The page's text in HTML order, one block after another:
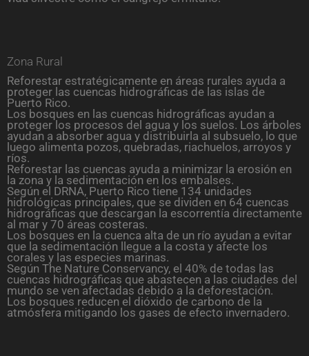
Zona Rural
Reforestar estratégicamente en áreas rurales ayuda a
proteger las cuencas hidrográficas de las islas de
Puerto Rico.
Los bosques en las cuencas hidrográficas ayudan a
proteger los procesos del agua y los suelos. Los árboles
ayudan a absorber agua y distribuirla al subsuelo, lo que
luego alimenta pozos, quebradas, riachuelos, arroyos y
ríos.
Reforestar las cuencas ayuda a minimizar la erosión en
la zona y la sedimentación en los embalses.
Según el DRNA, Puerto Rico tiene 134 unidades
hidrológicas principales, que se dividen en 64 cuencas
hidrográficas que descargan la escorrentía directamente
al mar y 70 áreas costeras.
Los bosques en la cuenca alta de un río ayudan a evitar
que la sedimentación llegue a la costa y afecte los
corales y las especies marinas.
Según The Nature Conservancy, el 40% de todas las
cuencas hidrográficas que abastecen a las ciudades del
mundo se ven afectadas debido a la deforestación.
Los bosques reducen el dióxido de carbono de la
atmósfera mitigando los gases de efecto invernadero.